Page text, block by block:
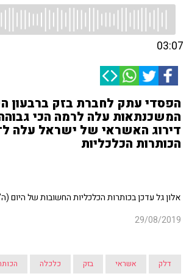
03:07
הפסדי עתק לחברת בזק ברבעון
הכותרות הכלכליות
אלון גל עדכן בכותרות הכלכליות החשובות של היום
29/08/2019
דלק אשראי בזק כלכלה